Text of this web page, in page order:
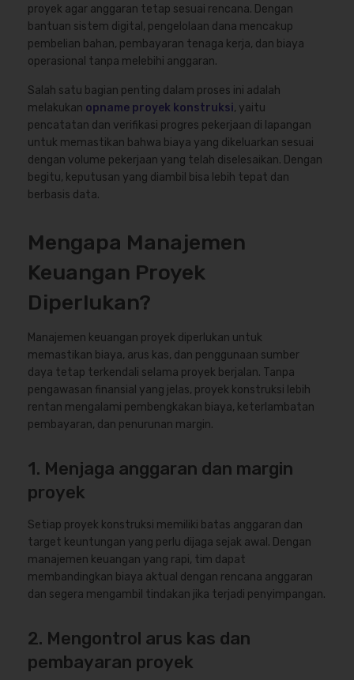
proyek agar anggaran tetap sesuai rencana. Dengan
bantuan sistem digital, pengelolaan dana mencakup
pembelian bahan, pembayaran tenaga kerja, dan biaya
operasional tanpa melebihi anggaran.
Salah satu bagian penting dalam proses ini adalah
melakukan opname proyek konstruksi, yaitu
pencatatan dan verifikasi progres pekerjaan di lapangan
untuk memastikan bahwa biaya yang dikeluarkan sesuai
dengan volume pekerjaan yang telah diselesaikan. Dengan
begitu, keputusan yang diambil bisa lebih tepat dan
berbasis data.
Mengapa Manajemen
Keuangan Proyek
Diperlukan?
Manajemen keuangan proyek diperlukan untuk
memastikan biaya, arus kas, dan penggunaan sumber
daya tetap terkendali selama proyek berjalan. Tanpa
pengawasan finansial yang jelas, proyek konstruksi lebih
rentan mengalami pembengkakan biaya, keterlambatan
pembayaran, dan penurunan margin.
1. Menjaga anggaran dan margin
proyek
Setiap proyek konstruksi memiliki batas anggaran dan
target keuntungan yang perlu dijaga sejak awal. Dengan
manajemen keuangan yang rapi, tim dapat
membandingkan biaya aktual dengan rencana anggaran
dan segera mengambil tindakan jika terjadi penyimpangan.
2. Mengontrol arus kas dan
pembayaran proyek